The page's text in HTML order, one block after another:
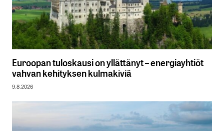
Euroopan tuloskausi on yllättänyt – energiayhtiöt
vahvan kehityksen kulmakiviä
9.8.2026